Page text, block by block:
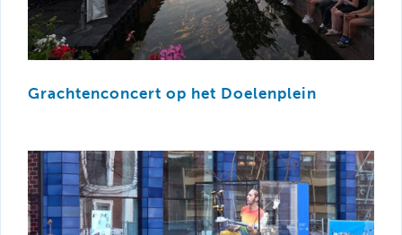
Grachtenconcert op het Doelenplein